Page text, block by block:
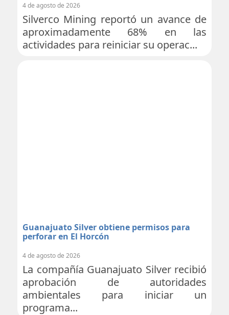
4 de agosto de 2026
Silverco Mining reportó un avance de
aproximadamente 68% en las
actividades para reiniciar su operac...
Guanajuato Silver obtiene permisos para
perforar en El Horcón
4 de agosto de 2026
La compañía Guanajuato Silver recibió
aprobación de autoridades
ambientales para iniciar un
programa...